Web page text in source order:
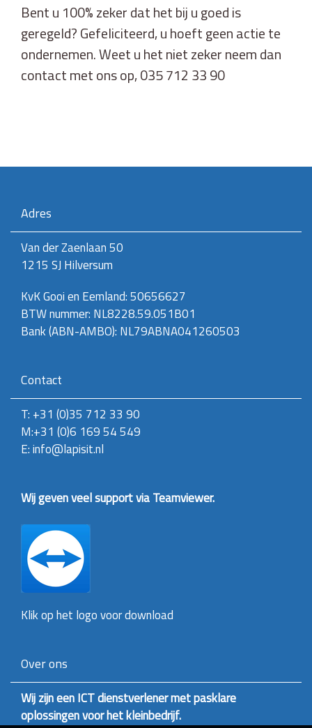
Bent u 100% zeker dat het bij u goed is
geregeld? Gefeliciteerd, u hoeft geen actie te
ondernemen. Weet u het niet zeker neem dan
contact met ons op, 035 712 33 90
Adres
Van der Zaenlaan 50
1215 SJ Hilversum
KvK Gooi en Eemland: 50656627
BTW nummer: NL8228.59.051B01
Bank (ABN-AMBO): NL79ABNA041260503
Contact
T: +31 (0)35 712 33 90
M:+31 (0)6 169 54 549
E: info@lapisit.nl
Wij geven veel support via Teamviewer.
Klik op het logo voor download
Over ons
Wij zijn een ICT dienstverlener met pasklare
oplossingen voor het kleinbedrijf.